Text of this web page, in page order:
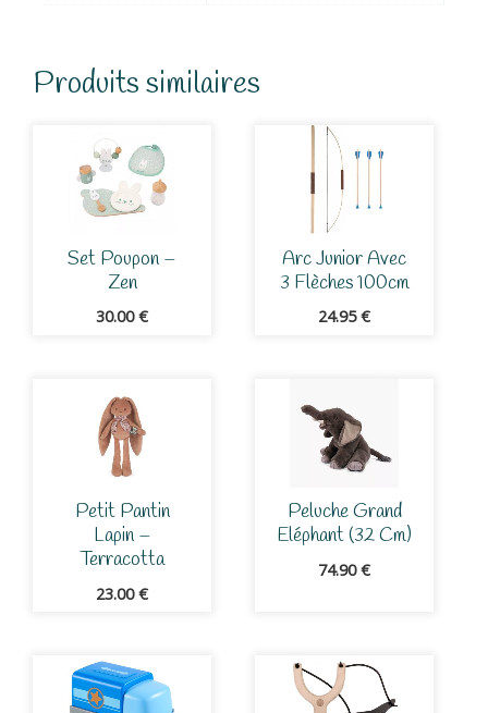
Produits similaires
Set Poupon –
Zen
30.00€
Arc Junior Avec
3 Flèches 100cm
24.95€
Petit Pantin
Lapin –
Terracotta
23.00€
Peluche Grand
Eléphant (32 Cm)
74.90€